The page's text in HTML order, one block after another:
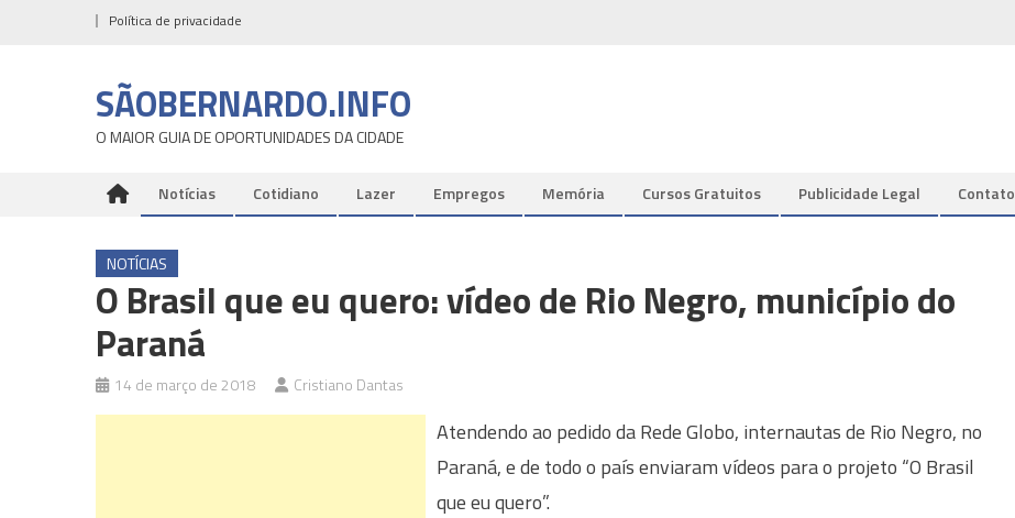
Política de privacidade
SÃOBERNARDO.INFO
O MAIOR GUIA DE OPORTUNIDADES DA CIDADE
Notícias Cotidiano Lazer Empregos Memória Cursos Gratuitos Publicidade Legal Contato
NOTÍCIAS
O Brasil que eu quero: vídeo de Rio Negro, município do
Paraná
14 de março de 2018 Cristiano Dantas
Atendendo ao pedido da Rede Globo, internautas de Rio Negro, no
Paraná, e de todo o país enviaram vídeos para o projeto “O Brasil
que eu quero”.